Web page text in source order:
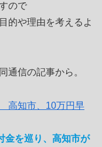
ので
的や理由を考えるよ
通信の記事から。
高知市、10万円早
金を巡り、高知市が